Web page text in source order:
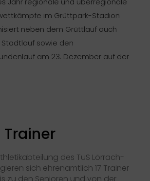
im Grüttpark-Stadion
neben dem Grüttlauf auch
sowie den
am 23. Dezember auf der
Trainer
des TuS Lörrach-
sich ehrenamtlich 17 Trainer
zu den Senioren und von der